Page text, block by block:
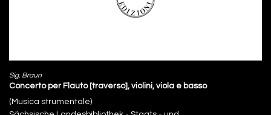
Sig. Braun
Concerto per Flauto [traverso], violini, viola e basso
(Musica strumentale)